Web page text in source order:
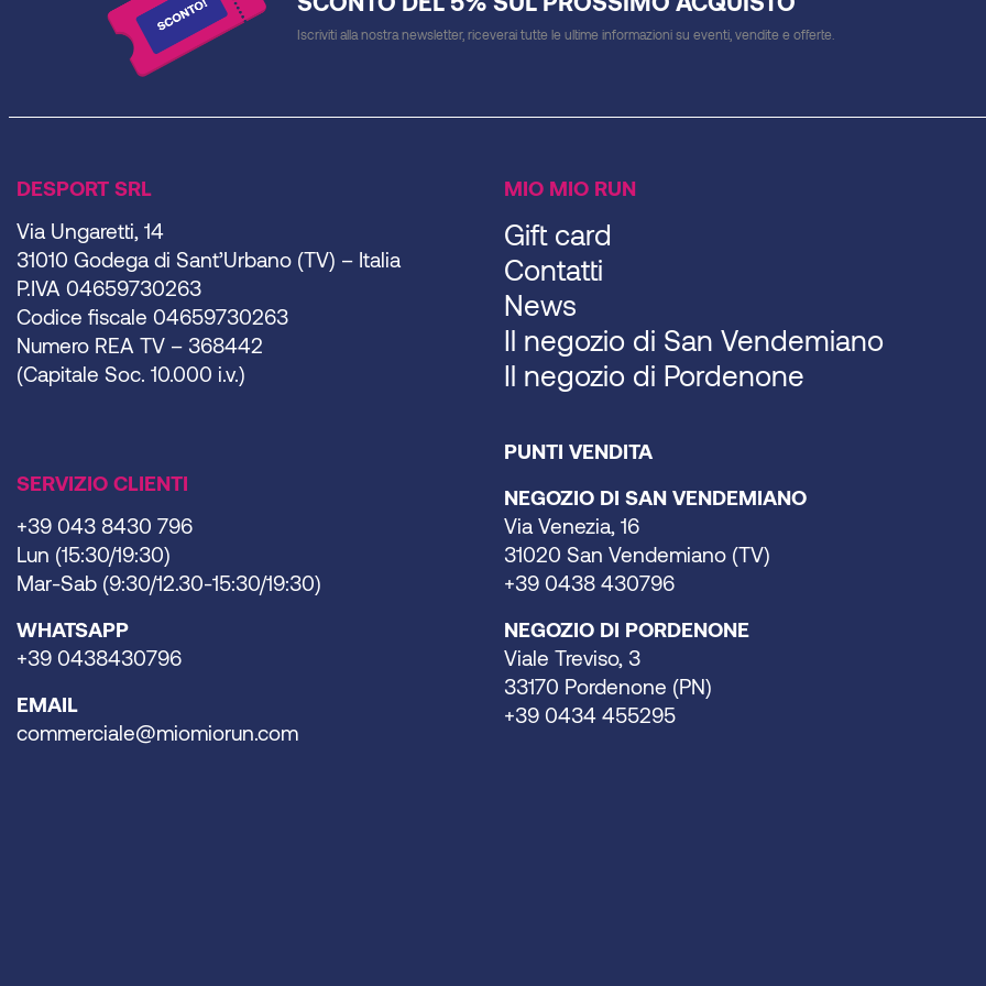
Iscriviti alla nostra newsletter, riceverai tutte le ultime informazioni su eventi, vendite e offerte.
DESPORT SRL
Via Ungaretti, 14
31010 Godega di Sant’Urbano (TV) – Italia
P.IVA 04659730263
Codice fiscale 04659730263
Numero REA TV – 368442
(Capitale Soc. 10.000 i.v.)
SERVIZIO CLIENTI
+39 043 8430 796
Lun (15:30/19:30)
Mar-Sab (9:30/12.30-15:30/19:30)
WHATSAPP
+39 0438430796
EMAIL
commerciale@miomiorun.com
MIO MIO RUN
Gift card
Contatti
News
Il negozio di San Vendemiano
Il negozio di Pordenone
PUNTI VENDITA
NEGOZIO DI SAN VENDEMIANO
Via Venezia, 16
31020 San Vendemiano (TV)
+39 0438 430796
NEGOZIO DI PORDENONE
Viale Treviso, 3
33170 Pordenone (PN)
+39 0434 455295